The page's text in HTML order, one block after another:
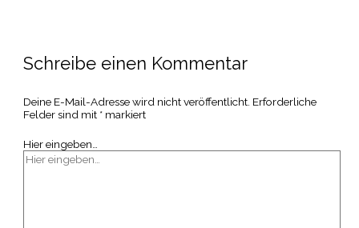
Schreibe einen Kommentar
Deine E-Mail-Adresse wird nicht veröffentlicht. Erforderliche
Felder sind mit * markiert
Hier eingeben…